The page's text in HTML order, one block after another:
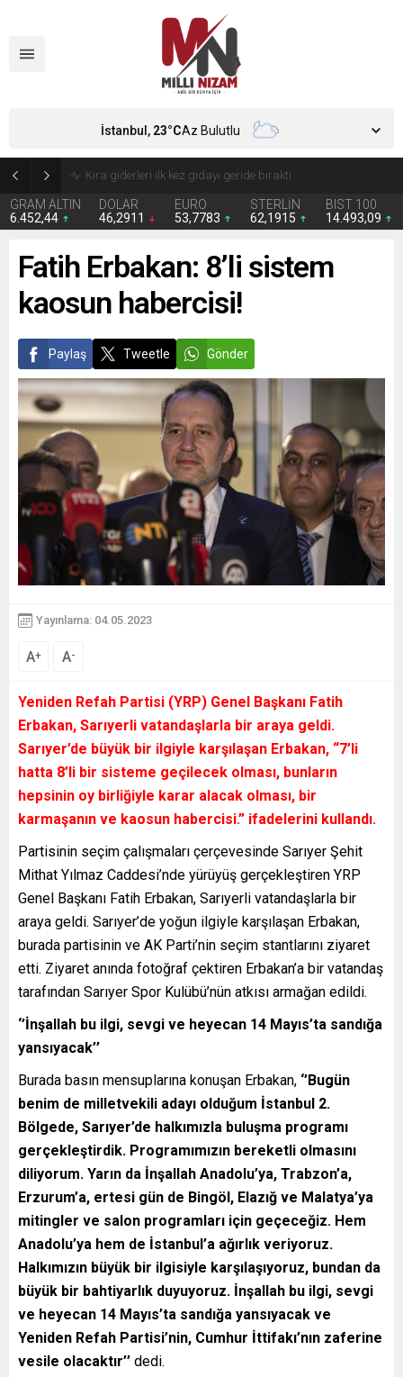
Kira giderleri ilk kez gıdayı geride bıraktı
GRAM ALTIN
6.452,44
DOLAR
46,2911
EURO
53,7783
STERLİN
62,1915
BIST 100
14.493,09
İstanbul, 23°CAz Bulutlu
Fatih Erbakan: 8’li sistem
kaosun habercisi!
Paylaş Tweetle Gönder
Yayınlama: 04.05.2023
A+ A-
Yeniden Refah Partisi (YRP) Genel Başkanı Fatih
Erbakan, Sarıyerli vatandaşlarla bir araya geldi.
Sarıyer’de büyük bir ilgiyle karşılaşan Erbakan, “7’li
hatta 8’li bir sisteme geçilecek olması, bunların
hepsinin oy birliğiyle karar alacak olması, bir
karmaşanın ve kaosun habercisi.” ifadelerini kullandı.
Partisinin seçim çalışmaları çerçevesinde Sarıyer Şehit
Mithat Yılmaz Caddesi’nde yürüyüş gerçekleştiren YRP
Genel Başkanı Fatih Erbakan, Sarıyerli vatandaşlarla bir
araya geldi. Sarıyer’de yoğun ilgiyle karşılaşan Erbakan,
burada partisinin ve AK Parti’nin seçim stantlarını ziyaret
etti. Ziyaret anında fotoğraf çektiren Erbakan’a bir vatandaş
tarafından Sarıyer Spor Kulübü’nün atkısı armağan edildi.
‘’İnşallah bu ilgi, sevgi ve heyecan 14 Mayıs’ta sandığa
yansıyacak’’
Burada basın mensuplarına konuşan Erbakan, ‘’Bugün
benim de milletvekili adayı olduğum İstanbul 2.
Bölgede, Sarıyer’de halkımızla buluşma programı
gerçekleştirdik. Programımızın bereketli olmasını
diliyorum. Yarın da İnşallah Anadolu’ya, Trabzon’a,
Erzurum’a, ertesi gün de Bingöl, Elazığ ve Malatya’ya
mitingler ve salon programları için geçeceğiz. Hem
Anadolu’ya hem de İstanbul’a ağırlık veriyoruz.
Halkımızın büyük bir ilgisiyle karşılaşıyoruz, bundan da
büyük bir bahtiyarlık duyuyoruz. İnşallah bu ilgi, sevgi
ve heyecan 14 Mayıs’ta sandığa yansıyacak ve
Yeniden Refah Partisi’nin, Cumhur İttifakı’nın zaferine
vesile olacaktır’’ dedi.